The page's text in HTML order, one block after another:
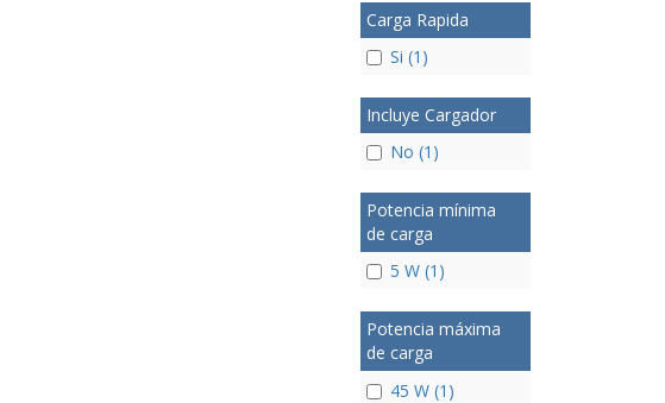
Carga Rapida
Si (1)
Incluye Cargador
No (1)
Potencia mínima
de carga
5 W (1)
Potencia máxima
de carga
45 W (1)